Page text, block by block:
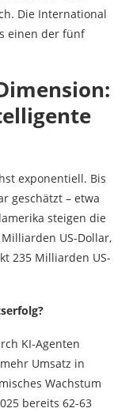
Die International
einen der fünf
exponentiell. Bis
geschätzt – etwa
steigen die
US-Dollar,
235 Milliarden US-
KI-Agenten
Umsatz in
Wachstum
bereits 62-63